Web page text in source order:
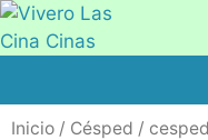
Inicio / Césped /